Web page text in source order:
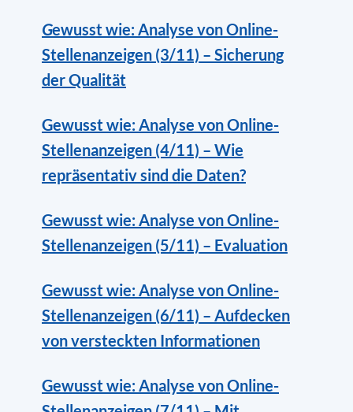
Gewusst wie: Analyse von Online-
Stellenanzeigen (3/11) – Sicherung
der Qualität
Gewusst wie: Analyse von Online-
Stellenanzeigen (4/11) – Wie
repräsentativ sind die Daten?
Gewusst wie: Analyse von Online-
Stellenanzeigen (5/11) – Evaluation
Gewusst wie: Analyse von Online-
Stellenanzeigen (6/11) – Aufdecken
von versteckten Informationen
Gewusst wie: Analyse von Online-